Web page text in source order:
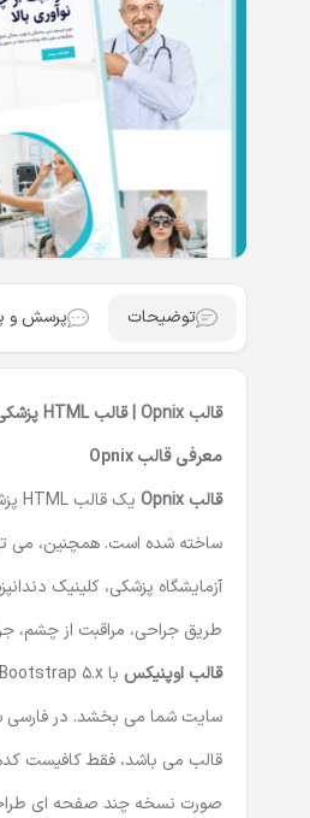
توضیحات پرسش و
قالب Opnix | قالب HTML پزشکی Opnix | قالب سایت پزشکی اوپنیکس
معرفی قالبOpnix
قالب Opnix یک قالب HTML پزشکی
ساخته شده است. همچنین، می
آزمایشگاه پزشکی، کلینیک
طریق جراحی، مراقبت از چشم،
قالب اوپنیکس با HTML5 ، Bootstrap 5.x و Sass ایجاد شده است. طراحی حرفه ای و مدرن
سایت شما می بخشد. در
قالب می باشد، فقط کافیست
صورت نسخه چند صفحه ای